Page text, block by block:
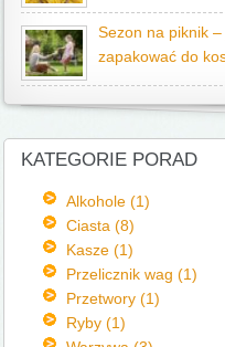
Sezon na piknik
zapakować do
KATEGORIE PORAD
Alkohole (1)
Ciasta (8)
Kasze (1)
Przelicznik wag (1)
Przetwory (1)
Ryby (1)